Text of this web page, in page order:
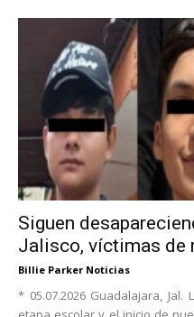
Siguen
Jalisco, víctimas de
Billie Parker Noticias
* 05.07.2026 Guadalajara,